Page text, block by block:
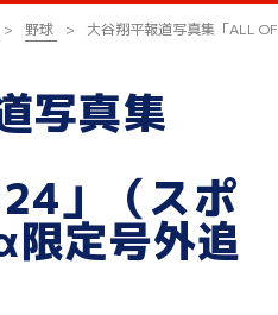
野球 大谷翔平報道写真集「ALL
写真集
」（スポ
限定号外追